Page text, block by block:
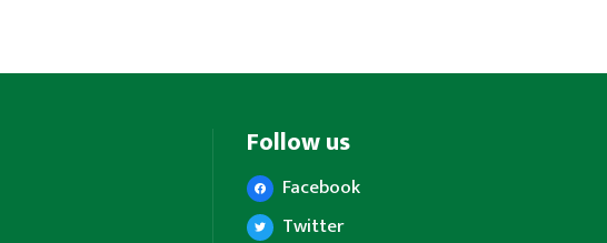
Follow us
Facebook
Twitter